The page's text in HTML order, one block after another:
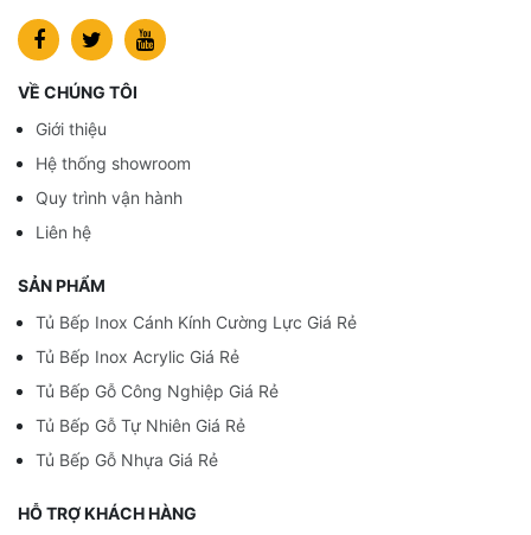
VỀ CHÚNG TÔI
Giới thiệu
Hệ thống showroom
Quy trình vận hành
Liên hệ
SẢN PHẨM
Tủ Bếp Inox Cánh Kính Cường Lực Giá Rẻ
Tủ Bếp Inox Acrylic Giá Rẻ
Tủ Bếp Gỗ Công Nghiệp Giá Rẻ
Tủ Bếp Gỗ Tự Nhiên Giá Rẻ
Tủ Bếp Gỗ Nhựa Giá Rẻ
HỖ TRỢ KHÁCH HÀNG